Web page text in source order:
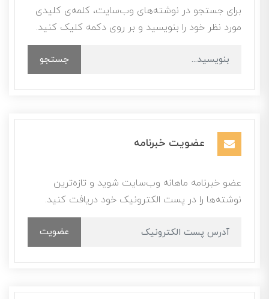
برای جستجو در نوشته‌های وب‌سایت، کلمه‌ی کلیدی
مورد نظر خود را بنویسید و بر روی دکمه کلیک کنید.
جستجو
عضویت خبرنامه
عضو خبرنامه ماهانه وب‌سایت شوید و تازه‌ترین
نوشته‌ها را در پست الکترونیک خود دریافت کنید.
عضویت